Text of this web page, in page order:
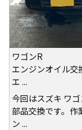
ワゴンR
エンジンオイル交
エ ...
今回はスズキ ワ
部品交換です。作
ン ...